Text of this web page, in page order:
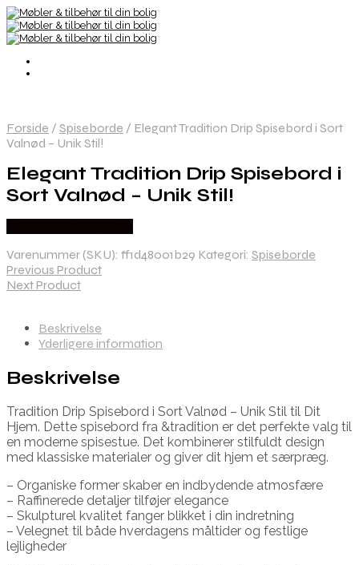
Forside / Spiseborde / Elegant Tradition Drip Spisebord i Sort
Valnød – Unik Stil!
Elegant Tradition Drip Spisebord i
Sort Valnød – Unik Stil!
Varenummer (SKU): ff1d48001b29 Kategori: Spiseborde
Previous Product
Next Product
Beskrivelse
Yderligere information
Beskrivelse
Tradition Drip Spisebord i Sort Valnød – Unik Stil til Dit
Hjem. Dette spisebord fra &tradition er det perfekte valg til
en moderne spisestue. Det kombinerer stilfuldt design
med klassiske materialer og giver dit hjem et særpræg.
– Organiske former skaber en indbydende atmosfære
– Raffinerede detaljer tilføjer elegance
– Skulpturel kvalitet fanger blikket i din indretning
– Velegnet til både hverdagens måltider og festlige
lejligheder